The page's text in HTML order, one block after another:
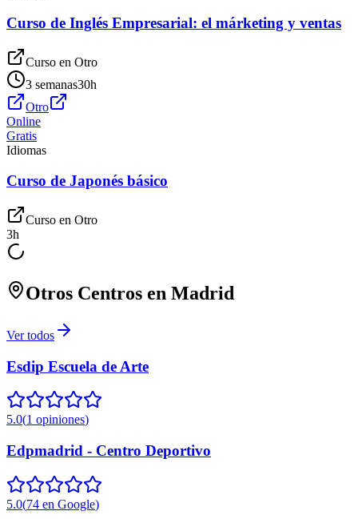
Curso de Inglés Empresarial: el márketing y ventas
Curso en Otro
3 semanas30h
Otro
Online
Gratis
Idiomas
Curso de Japonés básico
Curso en Otro
3h
Otros Centros en Madrid
Ver todos
Esdip Escuela de Arte
5.0(1 opiniones)
Edpmadrid - Centro Deportivo
5.0(74 en Google)